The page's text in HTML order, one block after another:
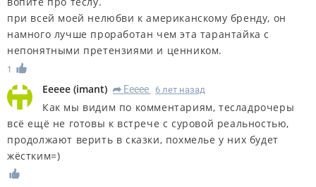
при всей моей нелюбви к американскому бренду, он
намного лучше проработан чем эта тарантайка с
непонятными претензиями и ценником.
1
Eeeee (imant) R Eeeee 6 лет назад
Как мы видим по комментариям, тесладрочеры
всё ещё не готовы к встрече с суровой реальностью,
продолжают верить в сказки, похмелье у них будет
жёстким=)